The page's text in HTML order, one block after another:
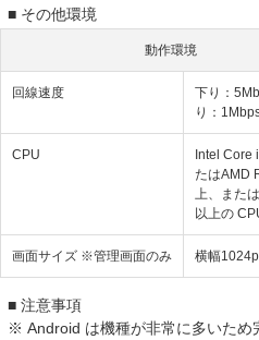
■ その他環境
動作環境
回線速度
下り：
り：
CPU
Intel Core
たはAMD
上、また
以上の
画面サイズ ※管理画面のみ 横幅
■ 注意事項
※ Android は機種が非常に多いため